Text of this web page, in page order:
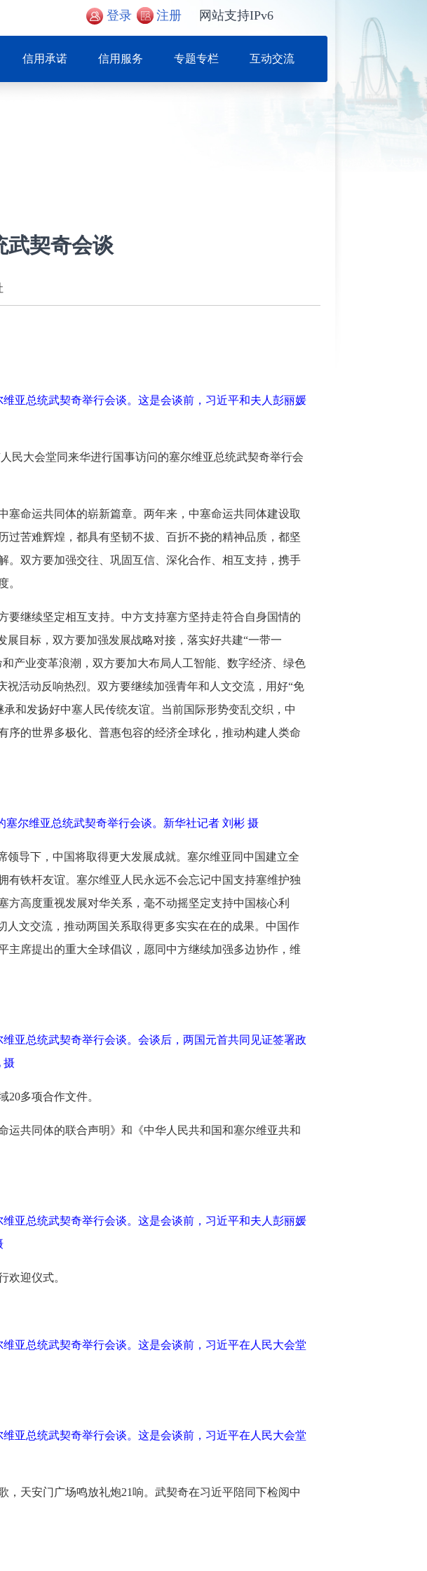
登录 注册 网站支持IPv6
信用承诺 信用服务 专题专栏 互动交流
武契奇会谈
亚总统武契奇举行会谈。这是会谈前，习近平和夫人彭丽媛
民大会堂同来华进行国事访问的塞尔维亚总统武契奇举行会
塞命运共同体的崭新篇章。两年来，中塞命运共同体建设取
苦难辉煌，都具有坚韧不拔、百折不挠的精神品质，都坚
。双方要加强交往、巩固互信、深化合作、相互支持，携手
。
要继续坚定相互支持。中方支持塞方坚持走符合自身国情的
目标，双方要加强发展战略对接，落实好共建“一带一
产业变革浪潮，双方要加大布局人工智能、数字经济、绿色
活动反响热烈。双方要继续加强青年和人文交流，用好“免
和发扬好中塞人民传统友谊。当前国际形势变乱交织，中
的世界多极化、普惠包容的经济全球化，推动构建人类命
尔维亚总统武契奇举行会谈。新华社记者 刘彬 摄
导下，中国将取得更大发展成就。塞尔维亚同中国建立全
铁杆友谊。塞尔维亚人民永远不会忘记中国支持塞维护独
高度重视发展对华关系，毫不动摇坚定支持中国核心利
文交流，推动两国关系取得更多实实在在的成果。中国作
主席提出的重大全球倡议，愿同中方继续加强多边协作，维
亚总统武契奇举行会谈。会谈后，两国元首共同见证签署政
摄
多项合作文件。
共同体的联合声明》和《中华人民共和国和塞尔维亚共和
亚总统武契奇举行会谈。这是会谈前，习近平和夫人彭丽媛
欢迎仪式。
亚总统武契奇举行会谈。这是会谈前，习近平在人民大会堂
亚总统武契奇举行会谈。这是会谈前，习近平在人民大会堂
天安门广场鸣放礼炮21响。武契奇在习近平陪同下检阅中